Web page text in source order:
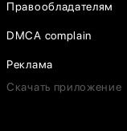
Правообладателям
DMCA complain
Реклама
Скачать приложение